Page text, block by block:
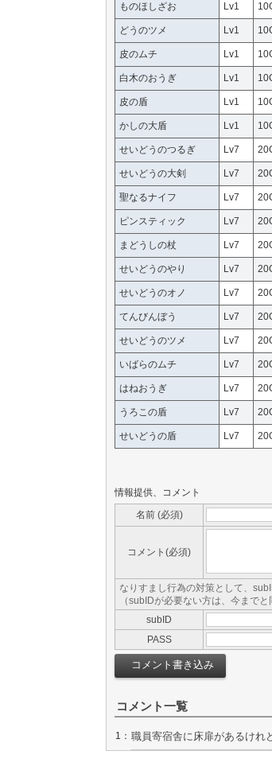
ものほしざお Lv1
どうのツメ Lv1
皮のムチ Lv1
白木のおうぎ Lv1
皮の盾 Lv1
かしの大盾 Lv1
せいどうのつるぎ Lv7
せいどうの大剣 Lv7
聖なるナイフ Lv7
ピンスティック Lv7
まどうしの杖 Lv7
せいどうのやり Lv7
せいどうのオノ Lv7
てんびんぼう Lv7
せいどうのツメ Lv7
いばらのムチ Lv7
はねおうぎ Lv7
うろこの盾 Lv7
せいどうの盾 Lv7
情報提供、コメント
名前 (必須)
コメント(必須)
なりすまし行為の対策として、
（subIDが必要ない方は、今まで
subID
PASS
コメント一覧
1： 職員寄宿舎に床扉があるけれ